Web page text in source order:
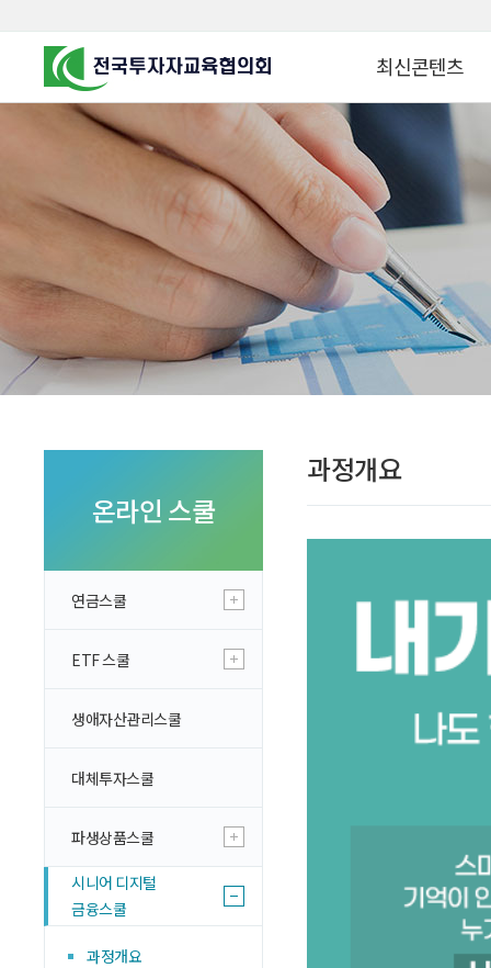
알고 투자하면
꿈이 커집니다
KOREA COUNCIL FOR
INVESTOR EDUCATION
최신콘텐츠
찾아가는 군장병 금
찾아가는 연금ᆞ자
금융투자 HOWTO
군장병 금융투자 아
MZ 머니 헌터스
자립준비청년을 위한
1:1 자산관리법
실전투자 Insight
온라인 스쿨
연금스쿨
ETF 스쿨
생애자산관리스쿨
대체투자스쿨
파생상품스쿨
시니어 디지털
금융스쿨
과정개요
과정개요